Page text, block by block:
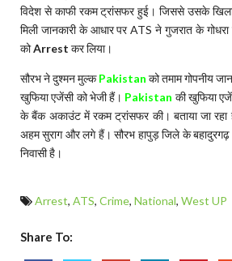
विदेश से काफी रकम ट्रांसफर हुई। जिससे उसके
मिली जानकारी के आधार पर ATS ने गुजरात के
कोArrest कर लिया।
सौरभ ने दुश्मन मुल्कPakistan को तमाम गोपनीय
खुफिया एजेंसी को भेजी हैं। Pakistan की खुफिया
के बैंक अकाउंट में रकम ट्रांसफर की। बताया जा
अहम सुराग और लगे हैं। सौरभ हापुड़ जिले के बहादुरगढ़
निवासी है।
Arrest, ATS, Crime, National, West UP
Share To: